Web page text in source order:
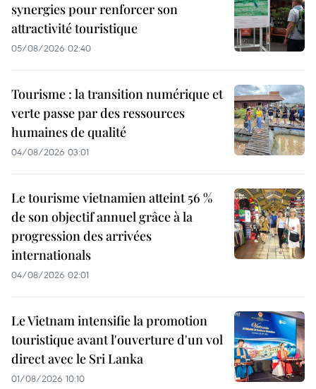
synergies pour renforcer son
attractivité touristique
05/08/2026 02:40
Tourisme : la transition numérique et
verte passe par des ressources
humaines de qualité
04/08/2026 03:01
Le tourisme vietnamien atteint 56 %
de son objectif annuel grâce à la
progression des arrivées
internationals
04/08/2026 02:01
Le Vietnam intensifie la promotion
touristique avant l'ouverture d'un vol
direct avec le Sri Lanka
01/08/2026 10:10